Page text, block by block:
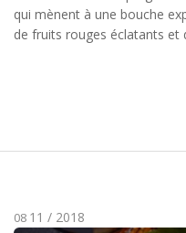
qui mènent à une bouche
de fruits rouges éclatants et
08 11 / 2018